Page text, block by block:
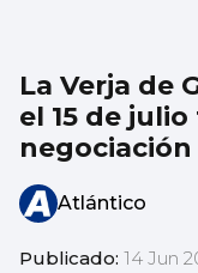
La Verja de
el 15 de
negociación
Atlántico
Publicado: 14 Jun